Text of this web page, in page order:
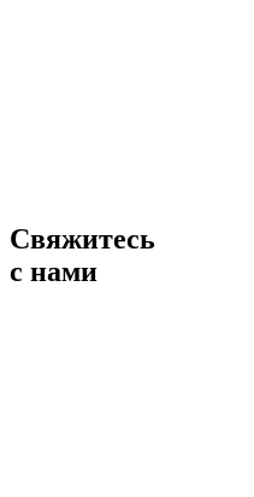
Свяжитесь
с нами